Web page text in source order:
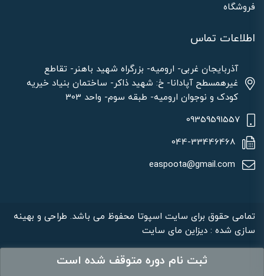
ثبت نام دوره متوقف شده است
فروشگاه
اطلاعات تماس
آذربایجان غربی- ارومیه- بزرگراه شهید باهنر- تقاطع
غیرهمسطح آپادانا- خ: شهید ذاکر- ساختمان بنیاد خیریه
کودک و نوجوان ارومیه- طبقه سوم- واحد 303
09359591557
044-33446468
easpoota@gmail.com
تمامی حقوق برای سایت اسپوتا محفوظ می باشد. طراحی و بهینه
سازی شده : دیزاین مای سایت